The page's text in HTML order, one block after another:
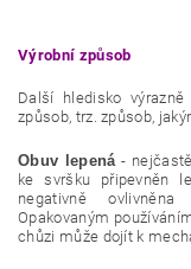
Výrobní způsob
Další hledisko
způsob, trz. způsob,
Obuv lepená-
ke svršku připevněn
negativně
Opakovaným
chůzi může dojít k